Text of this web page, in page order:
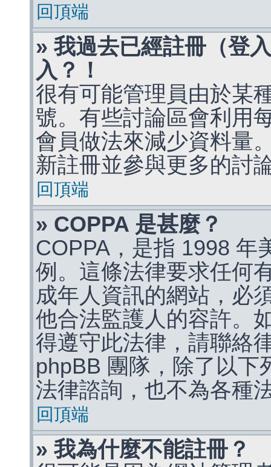
回頂端
» 我過去已經註冊（登
入？！
很有可能管理員由於某
號。有些討論區會利用
會員做法來減少資料量
新註冊並參與更多的討
回頂端
» COPPA 是甚麼？
COPPA，是指 1998 年
例。這條法律要求任何
成年人資訊的網站，必
他合法監護人的容許。
得遵守此法律，請聯絡
phpBB 團隊，除了以下
法律諮詢，也不為各種
回頂端
» 我為什麼不能註冊？